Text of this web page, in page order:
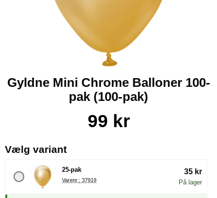
Gyldne Mini Chrome Balloner 100-
pak (100-pak)
Køb dette produkt Gyldne Mini Chrome Balloner 100-pak
pris
99 kr
Vælg variant, (Valg af en ny radioknap vil
25-pak
Varenr : 37919
35 kr
På lager